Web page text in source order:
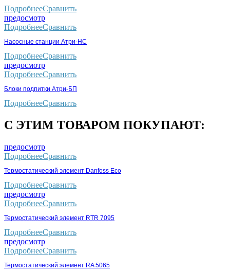
ПодробнееСравнить
предосмотр
ПодробнееСравнить
Насосные станции Атри-НС
ПодробнееСравнить
предосмотр
ПодробнееСравнить
Блоки подпитки Атри-БП
ПодробнееСравнить
С ЭТИМ ТОВАРОМ ПОКУПАЮТ:
предосмотр
ПодробнееСравнить
Термостатический элемент Danfoss Eco
ПодробнееСравнить
предосмотр
ПодробнееСравнить
Термостатический элемент RTR 7095
ПодробнееСравнить
предосмотр
ПодробнееСравнить
Термостатический элемент RA 5065